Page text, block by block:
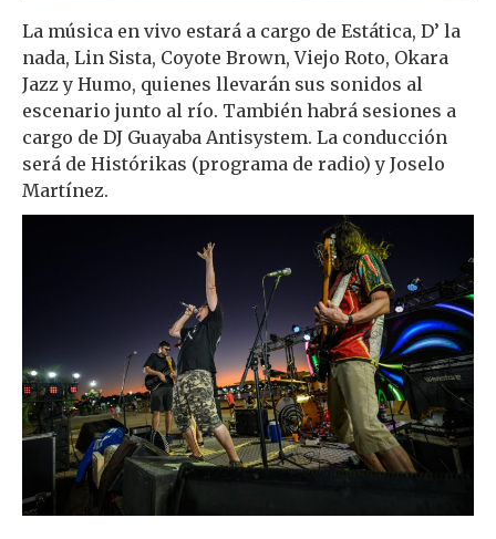
La música en vivo estará a cargo de Estática, D’ la
nada, Lin Sista, Coyote Brown, Viejo Roto, Okara
Jazz y Humo, quienes llevarán sus sonidos al
escenario junto al río. También habrá sesiones a
cargo de DJ Guayaba Antisystem. La conducción
será de Histórikas (programa de radio) y Joselo
Martínez.